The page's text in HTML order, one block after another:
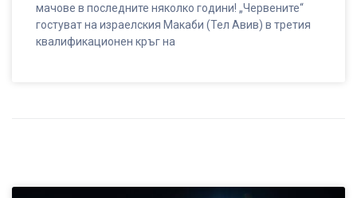
мачове в последните няколко години! „Червените“
гостуват на израелския Макаби (Тел Авив) в третия
квалификационен кръг на